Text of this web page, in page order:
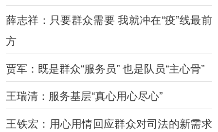
薛志祥：只要群众需要 我就冲在“疫”线最前
方
贾军：既是群众“服务员” 也是队员“主心骨”
王瑞清：服务基层“真心用心尽心”
王铁宏：用心用情回应群众对司法的新需求